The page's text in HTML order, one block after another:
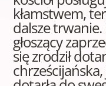
kłamstwem,
dalsze trwanie.
głoszący
się zrodził